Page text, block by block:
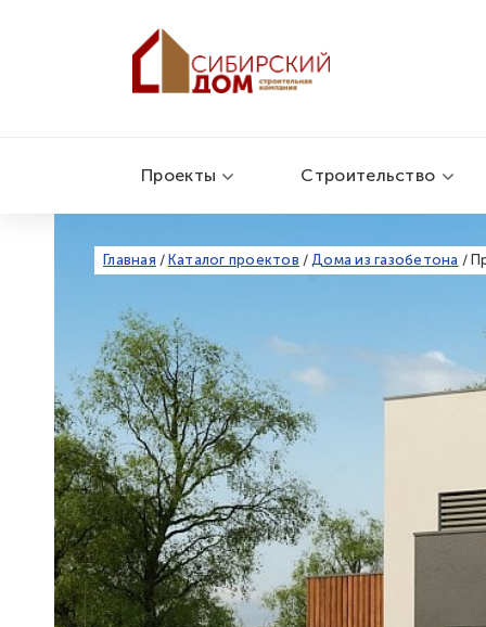
Проекты Строительство
Главная / Каталог проектов / Дома из газобетона /